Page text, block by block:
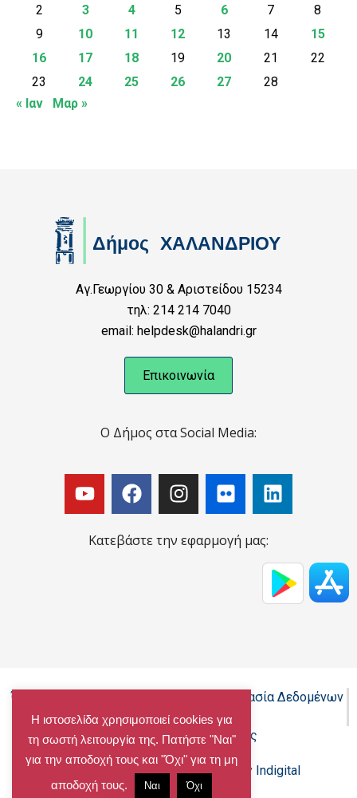
2
3 4 5 6 7
8
9
10 11 12 13 14
15
16
17 18 19 20 21
22
23
24 25 26 27
28
« Ιαν
Μαρ »
Αγ.Γεωργίου 30 & Αριστείδου 15234
τηλ: 214 214 7040
email: helpdesk@halandri.gr
Επικοινωνία
Ο Δήμος στα Social Media:
Κατεβάστε την εφαρμογή μας:
Όροι Χρήσης - Πολιτική Cookies - Προστασία Δεδομένων
Προσωπικού Χαρακτήρα
Δήλωση προσβασιμότητας
Copyright@chalandri.grPowered by Indigital
Η ιστοσελίδα χρησιμοποιεί cookies για
τη σωστή λειτουργία της. Πατήστε "Ναι"
για την αποδοχή τους και "Όχι" για τη μη
αποδοχή τους.
Ναι Όχι